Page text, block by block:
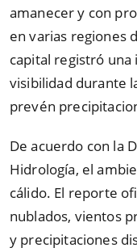
amanecer y con
en varias regiones
capital registró
visibilidad durante
prevén
De acuerdo con la
Hidrología, el
cálido. El reporte
nublados, vientos
y precipitaciones